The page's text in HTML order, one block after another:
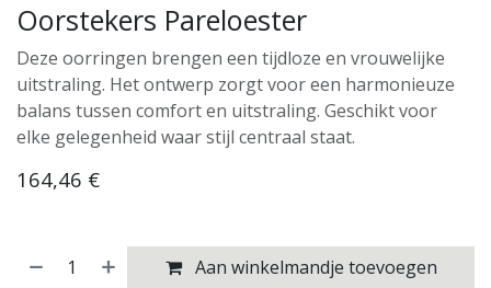
Oorstekers Pareloester
Deze oorringen brengen een tijdloze en vrouwelijke
uitstraling. Het ontwerp zorgt voor een harmonieuze
balans tussen comfort en uitstraling. Geschikt voor
elke gelegenheid waar stijl centraal staat.
164,46 €
Aan winkelmandje toevoegen